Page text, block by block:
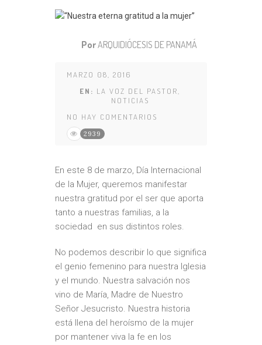
PorARQUIDIÓCESIS DE PANAMÁ
MARZO 08, 2016
EN: LA VOZ DEL PASTOR
NOTICIAS
NO HAY COMENTARIOS
2939
En este 8 de marzo, Día Internacional
de la Mujer, queremos manifestar
nuestra gratitud por el ser que aporta
tanto a nuestras familias, a la
sociedad en sus distintos roles.
No podemos describir lo que significa
el genio femenino para nuestra Iglesia
y el mundo. Nuestra salvación nos
vino de María, Madre de Nuestro
Señor Jesucristo. Nuestra historia
está llena del heroísmo de la mujer
por mantener viva la fe en los